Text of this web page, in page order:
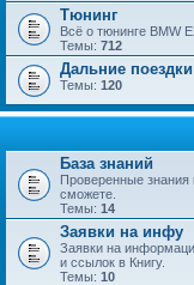
Тюнинг
Всё о тюнинге BMW
Темы: 712
Дальние поездки
Темы: 120
База знаний
Проверенные знания
сможете.
Темы: 14
Заявки на инфу
Заявки на
и ссылок в Книгу.
Темы: 10